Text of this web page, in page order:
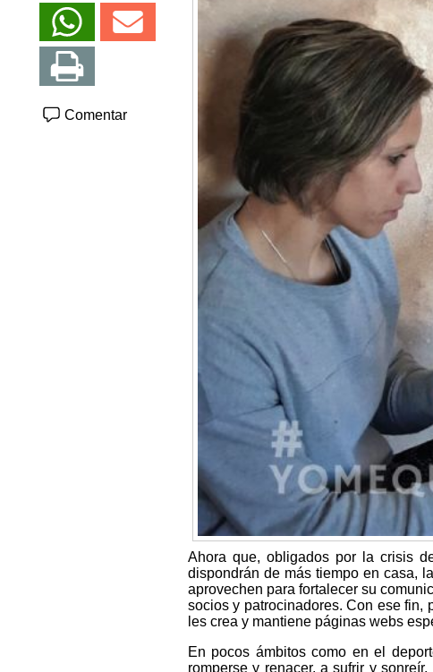
Comentar
Ahora que, obligados por la crisis
dispondrán de más tiempo en casa,
aprovechen para fortalecer su
socios y patrocinadores. Con ese fin,
les crea y mantiene páginas webs
En pocos ámbitos como en el
romperse y renacer, a sufrir y